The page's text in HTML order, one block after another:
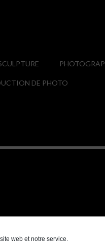
web et notre service.
DE PHOTO